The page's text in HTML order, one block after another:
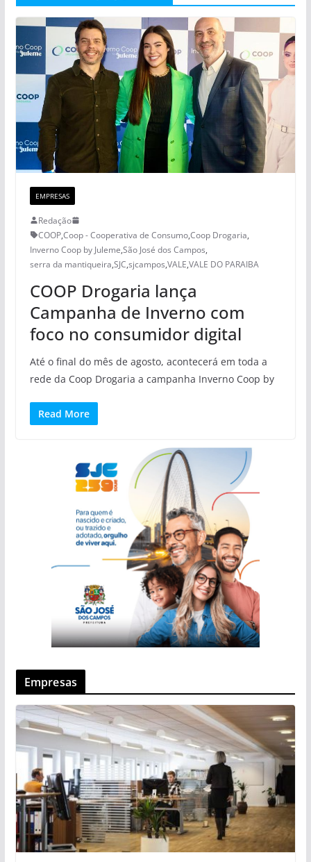
EMPRESAS
Redação
COOP,Coop - Cooperativa de Consumo,Coop Drogaria,
Inverno Coop by Juleme,São José dos Campos,
serra da mantiqueira,SJC,sjcampos,VALE,VALE DO PARAIBA
COOP Drogaria lança
Campanha de Inverno com
foco no consumidor digital
Até o final do mês de agosto, acontecerá em toda a
rede da Coop Drogaria a campanha Inverno Coop by
Read More
Empresas